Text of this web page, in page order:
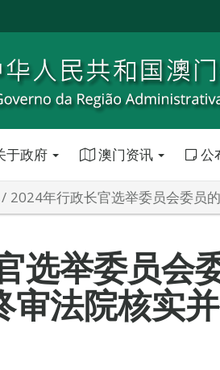
于政府 澳门资讯 公
2024年行政长官选举委员会委员
选举委员会
审法院核实